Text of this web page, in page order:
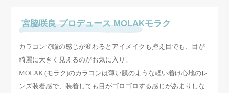
宮脇咲良 プロデュース MOLAKモラク
カラコンで瞳の感じが変わるとアイメイクも控え目でも、目が
綺麗に大きく見えるのがお気に入り。
MOLAK (モラク)のカラコンは薄い膜のような軽い着け心地のレ
ンズ装着感で、装着しても目がゴロゴロする感じがあまりしな